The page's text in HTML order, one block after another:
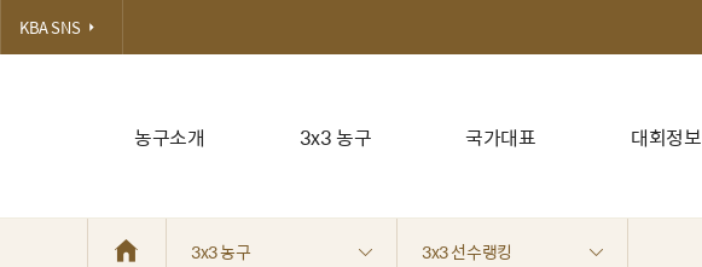
농구소개 3x3 농구 국가대표 대회정보
KBA SNS
3x3 농구 3x3 선수랭킹